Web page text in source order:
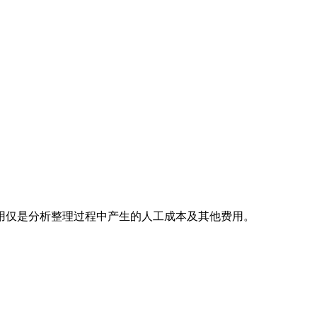
是分析整理过程中产生的人工成本及其他费用。